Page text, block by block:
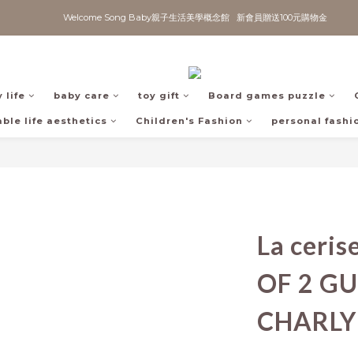
Welcome Song Baby親子生活美學概念館   新會員贈送100元購物金
life baby care toy gift Board games puzzle
life aesthetics Children's Fashion personal
La
OF 2